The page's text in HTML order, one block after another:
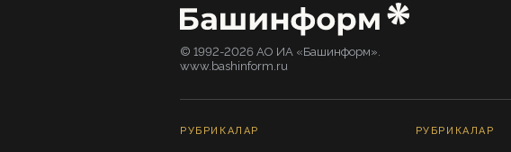
© 1992-2026 АО ИА «Башинформ».
www.bashinform.ru
РУБРИКАЛАР РУБРИКАЛАР